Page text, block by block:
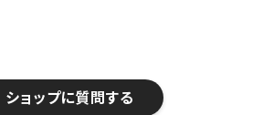
ショップに質問する